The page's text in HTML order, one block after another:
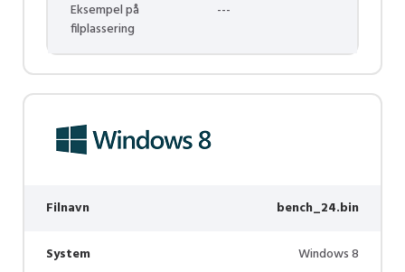
Eksempel på
filplassering
---
Filnavn bench_24.bin
System Windows 8